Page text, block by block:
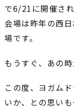
で6/21に開催され
会場は昨年の西
場です。
もうすぐ、あの時
この度、ヨガム
いか、との思い